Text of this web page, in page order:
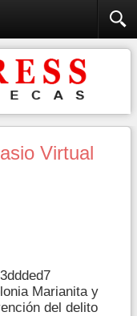
Virtual
Marianita y
del delito